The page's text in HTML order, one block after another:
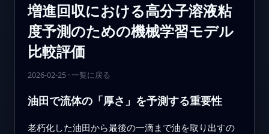
増進回収における高分子溶液粘
度予測のための機械学習モデル
比較評価
2026-02-25· 一覧に戻る
油田で流体の「厚さ」を予測する重要性
老朽化した油田から最後の一滴まで油を取り出すの